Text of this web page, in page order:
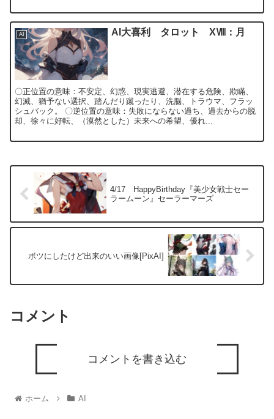
AI AI大喜利 タロット XⅧ：月
〇正位置の意味：不安定、幻惑、現実逃避、潜在する危険、欺瞞、
幻滅、猶予ない選択、踏んだり蹴ったり、洗脳、トラウマ、フラッ
シュバック。 〇逆位置の意味：失敗にならない過ち、過去からの脱
却、徐々に好転、（漠然とした）未来への希望、優れ...
4/17 HappyBirthday『美少女戦士セー
ラームーン』セーラーマーズ
ボツにしたけど出来のいい画像[PixAI]
コメント
コメントを書き込む
ホーム AI